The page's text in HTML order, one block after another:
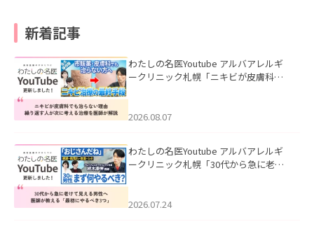
新着記事
わたしの名医Youtube アルバアレルギ
ークリニック札幌「ニキビが皮膚科で
ました。
2026.08.07
わたしの名医Youtube アルバアレルギ
ークリニック札幌「30代から急に老け
た。
2026.07.24